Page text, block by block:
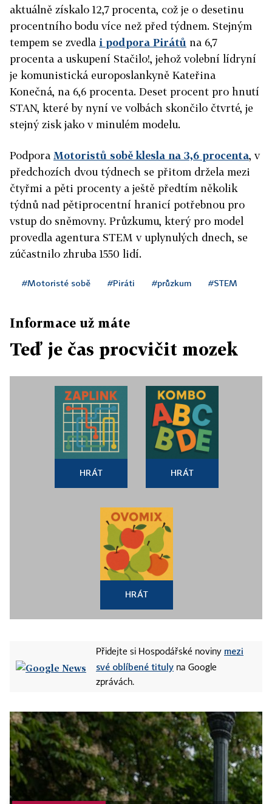
aktuálně získalo 12,7 procenta, což je o desetinu
procentního bodu více než před týdnem. Stejným
tempem se zvedla i podpora Pirátů na 6,7
procenta a uskupení Stačilo!, jehož volební lídryní
je komunistická europoslankyně Kateřina
Konečná, na 6,6 procenta. Deset procent pro hnutí
STAN, které by nyní ve volbách skončilo čtvrté, je
stejný zisk jako v minulém modelu.
Podpora Motoristů sobě klesla na 3,6 procenta, v
předchozích dvou týdnech se přitom držela mezi
čtyřmi a pěti procenty a ještě předtím několik
týdnů nad pětiprocentní hranicí potřebnou pro
vstup do sněmovny. Průzkumu, který pro model
provedla agentura STEM v uplynulých dnech, se
zúčastnilo zhruba 1550 lidí.
#Motoristé sobě #Piráti #průzkum #STEM
Informace už máte
Teď je čas procvičit mozek
HRÁT HRÁT
HRÁT
Přidejte si Hospodářské noviny mezi
své oblíbené tituly na Google
zprávách.